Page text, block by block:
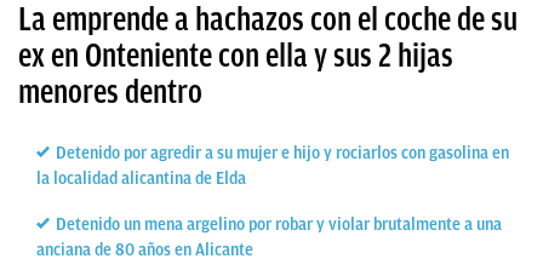
La emprende a hachazos con el coche de su
ex en Onteniente con ella y sus 2 hijas
menores dentro
Detenido por agredir a su mujer e hijo y rociarlos con gasolina en
la localidad alicantina de Elda
Detenido un mena argelino por robar y violar brutalmente a una
anciana de 80 años en Alicante